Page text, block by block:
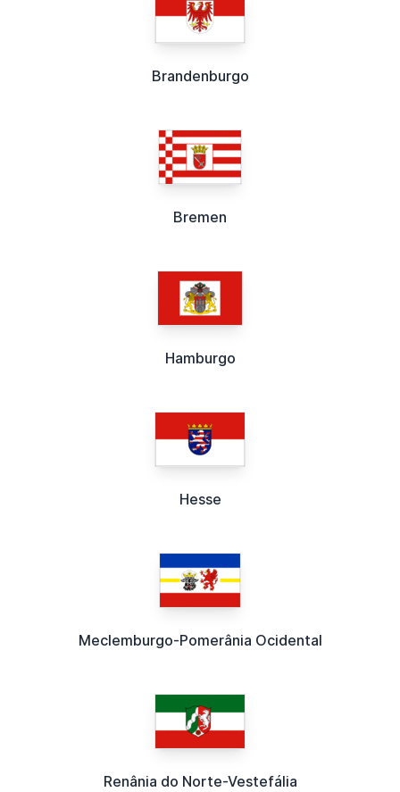
Brandenburgo
Bremen
Hamburgo
Hesse
Meclemburgo-Pomerânia Ocidental
Renânia do Norte-Vestefália